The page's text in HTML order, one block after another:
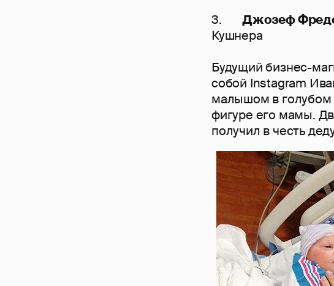
3.Джозеф
Кушнера
Будущий бизнес-
собой Instagram
малышом в голубом
фигуре его мамы.
получил в честь